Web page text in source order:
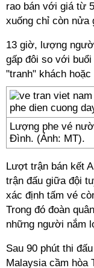
rao bán với giá từ
xuống chỉ còn nửa
13 giờ, lượng
gấp đôi so với
"tranh" khách
Lượng phe vé
Đình. (Ảnh: MT).
Lượt trận bán kết
trận đấu giữa đội
xác định tấm vé
Trong đó đoàn
những người nắm
Sau 90 phút thi
Malaysia cầm hòa